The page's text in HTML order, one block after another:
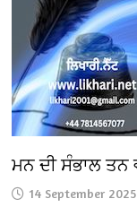
ਮਨ ਦੀ ਸੰਭਾਲ ਤਨ
14 September 2025